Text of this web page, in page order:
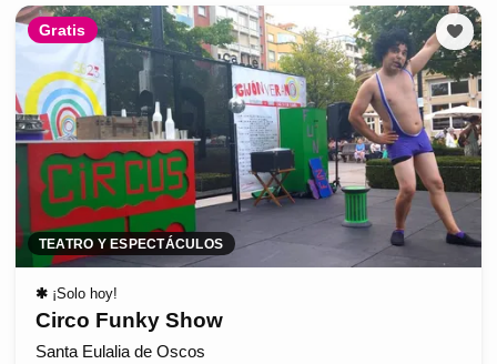
Gratis
TEATRO Y ESPECTÁCULOS
✱ ¡Solo hoy!
Circo Funky Show
Santa Eulalia de Oscos